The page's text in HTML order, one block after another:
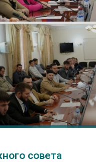
совета